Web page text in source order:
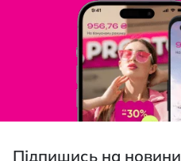
Підпишись на новини